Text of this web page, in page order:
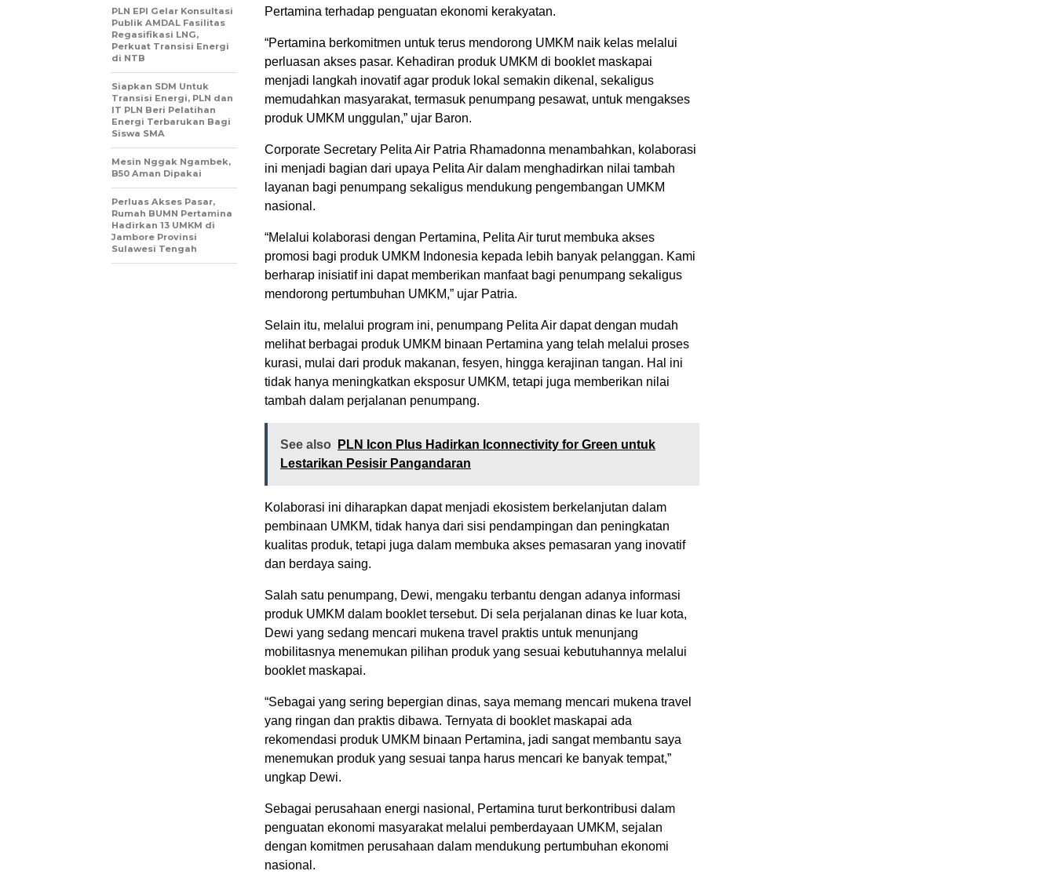
Pertamina terhadap penguatan ekonomi kerakyatan.
“Pertamina berkomitmen untuk terus mendorong UMKM naik kelas melalui
perluasan akses pasar. Kehadiran produk UMKM di booklet maskapai
menjadi langkah inovatif agar produk lokal semakin dikenal, sekaligus
memudahkan masyarakat, termasuk penumpang pesawat, untuk mengakses
produk UMKM unggulan,” ujar Baron.
Corporate Secretary Pelita Air Patria Rhamadonna menambahkan, kolaborasi
ini menjadi bagian dari upaya Pelita Air dalam menghadirkan nilai tambah
layanan bagi penumpang sekaligus mendukung pengembangan UMKM
nasional.
“Melalui kolaborasi dengan Pertamina, Pelita Air turut membuka akses
promosi bagi produk UMKM Indonesia kepada lebih banyak pelanggan. Kami
berharap inisiatif ini dapat memberikan manfaat bagi penumpang sekaligus
mendorong pertumbuhan UMKM,” ujar Patria.
Selain itu, melalui program ini, penumpang Pelita Air dapat dengan mudah
melihat berbagai produk UMKM binaan Pertamina yang telah melalui proses
kurasi, mulai dari produk makanan, fesyen, hingga kerajinan tangan. Hal ini
tidak hanya meningkatkan eksposur UMKM, tetapi juga memberikan nilai
tambah dalam perjalanan penumpang.
See also
PLN Icon Plus Hadirkan Iconnectivity for Green untuk
Lestarikan Pesisir Pangandaran
Kolaborasi ini diharapkan dapat menjadi ekosistem berkelanjutan dalam
pembinaan UMKM, tidak hanya dari sisi pendampingan dan peningkatan
kualitas produk, tetapi juga dalam membuka akses pemasaran yang inovatif
dan berdaya saing.
Salah satu penumpang, Dewi, mengaku terbantu dengan adanya informasi
produk UMKM dalam booklet tersebut. Di sela perjalanan dinas ke luar kota,
Dewi yang sedang mencari mukena travel praktis untuk menunjang
mobilitasnya menemukan pilihan produk yang sesuai kebutuhannya melalui
booklet maskapai.
“Sebagai yang sering bepergian dinas, saya memang mencari mukena travel
yang ringan dan praktis dibawa. Ternyata di booklet maskapai ada
rekomendasi produk UMKM binaan Pertamina, jadi sangat membantu saya
menemukan produk yang sesuai tanpa harus mencari ke banyak tempat,”
ungkap Dewi.
Sebagai perusahaan energi nasional, Pertamina turut berkontribusi dalam
penguatan ekonomi masyarakat melalui pemberdayaan UMKM, sejalan
dengan komitmen perusahaan dalam mendukung pertumbuhan ekonomi
nasional.
PLN EPI Gelar Konsultasi
Publik AMDAL Fasilitas
Regasifikasi LNG,
Perkuat Transisi Energi
di NTB
Siapkan SDM Untuk
Transisi Energi, PLN dan
IT PLN Beri Pelatihan
Energi Terbarukan Bagi
Siswa SMA
Mesin Nggak Ngambek,
B50 Aman Dipakai
Perluas Akses Pasar,
Rumah BUMN Pertamina
Hadirkan 13 UMKM di
Jambore Provinsi
Sulawesi Tengah